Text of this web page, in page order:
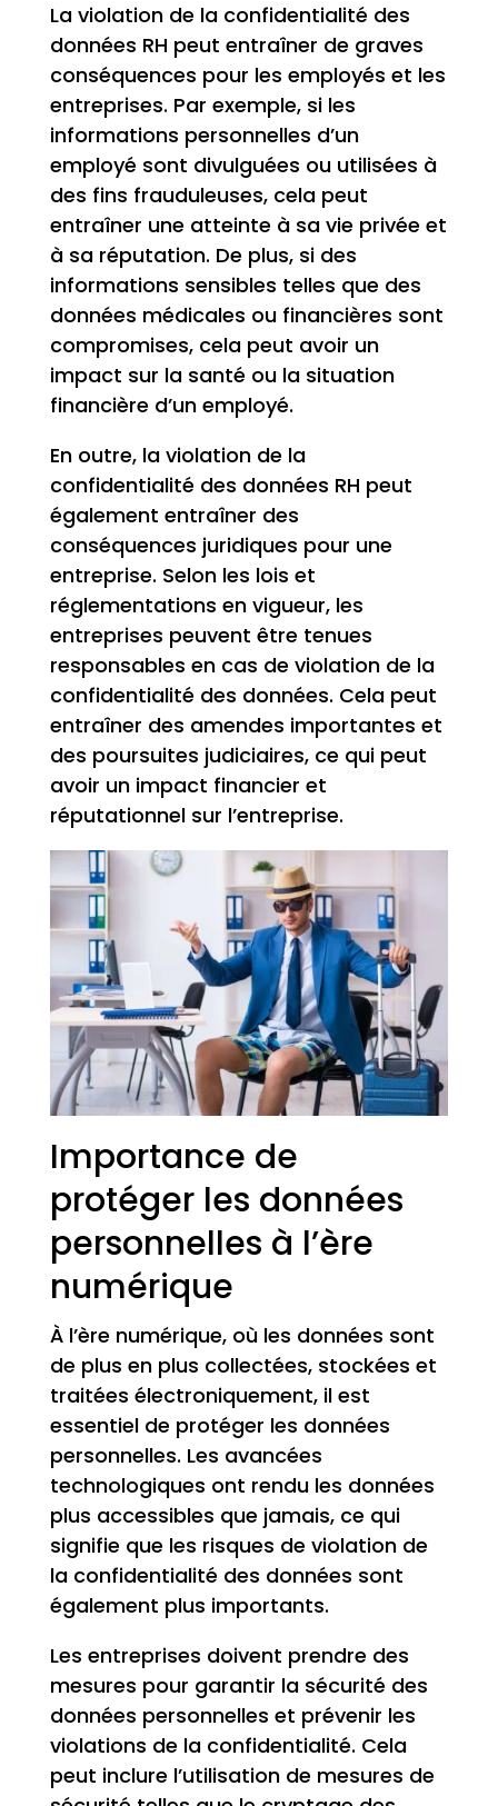
La violation de la confidentialité des
données RH peut entraîner de graves
conséquences pour les employés et les
entreprises. Par exemple, si les
informations personnelles d’un
employé sont divulguées ou utilisées à
des fins frauduleuses, cela peut
entraîner une atteinte à sa vie privée et
à sa réputation. De plus, si des
informations sensibles telles que des
données médicales ou financières sont
compromises, cela peut avoir un
impact sur la santé ou la situation
financière d’un employé.
En outre, la violation de la
confidentialité des données RH peut
également entraîner des
conséquences juridiques pour une
entreprise. Selon les lois et
réglementations en vigueur, les
entreprises peuvent être tenues
responsables en cas de violation de la
confidentialité des données. Cela peut
entraîner des amendes importantes et
des poursuites judiciaires, ce qui peut
avoir un impact financier et
réputationnel sur l’entreprise.
Importance de
protéger les données
personnelles à l’ère
numérique
À l’ère numérique, où les données sont
de plus en plus collectées, stockées et
traitées électroniquement, il est
essentiel de protéger les données
personnelles. Les avancées
technologiques ont rendu les données
plus accessibles que jamais, ce qui
signifie que les risques de violation de
la confidentialité des données sont
également plus importants.
Les entreprises doivent prendre des
mesures pour garantir la sécurité des
données personnelles et prévenir les
violations de la confidentialité. Cela
peut inclure l’utilisation de mesures de